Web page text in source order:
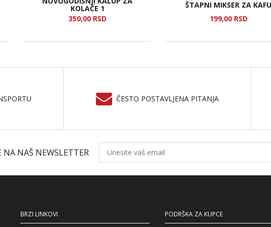
KOLAČE 1
350,00 RSD
ŠTAPNI MIKSER ZA KAFU
199,00 RSD
ČESTO POSTAVLJENA PITANJA
NA NAŠ NEWSLETTER
BRZI LINKOVI PODRŠKA ZA KUPCE